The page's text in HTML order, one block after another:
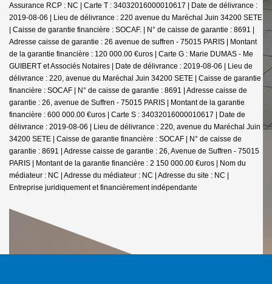
Assurance RCP : NC | Carte T : 34032016000010617 | Date de délivrance :
2019-08-06 | Lieu de délivrance : 220 avenue du Maréchal Juin 34200 SETE
| Caisse de garantie financière : SOCAF. | N° de caisse de garantie : 8691 |
Adresse caisse de garantie : 26 avenue de suffren - 75015 PARIS | Montant
de la garantie financière : 120 000.00 €uros | Carte G : Marie DUMAS - Me
GUIBERT et Associés Notaires | Date de délivrance : 2019-08-06 | Lieu de
délivrance : 220, avenue du Maréchal Juin 34200 SETE | Caisse de garantie
financière : SOCAF | N° de caisse de garantie : 8691 | Adresse caisse de
garantie : 26, avenue de Suffren - 75015 PARIS | Montant de la garantie
financière : 600 000.00 €uros | Carte S : 34032016000010617 | Date de
délivrance : 2019-08-06 | Lieu de délivrance : 220, avenue du Maréchal Juin
34200 SETE | Caisse de garantie financière : SOCAF | N° de caisse de
garantie : 8691 | Adresse caisse de garantie : 26, Avenue de Suffren - 75015
PARIS | Montant de la garantie financière : 2 150 000.00 €uros | Nom du
médiateur : NC | Adresse du médiateur : NC | Adresse du site : NC |
Entreprise juridiquement et financièrement indépendante